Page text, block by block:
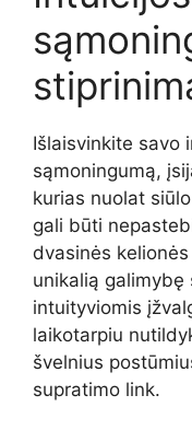
Išlaisvinkite savo
sąmoningumą,
kurias nuolat
gali būti
dvasinės
unikalią galimybę
intuityviomis
laikotarpiu
švelnius
supratimo link.